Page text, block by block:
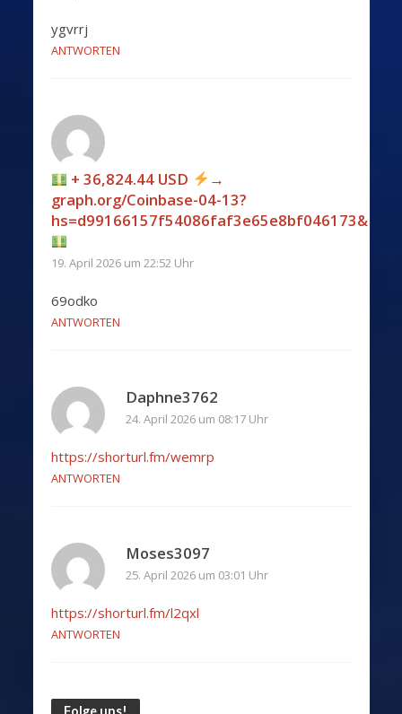
ygvrrj
ANTWORTEN
+ 36,824.44 USD
→
graph.org/Coinbase-04-13?
hs=d99166157f54086faf3e65e8bf046173&
19. April 2026 um 22:52 Uhr
69odko
ANTWORTEN
Daphne3762
24. April 2026 um 08:17 Uhr
https://shorturl.fm/wemrp
ANTWORTEN
Moses3097
25. April 2026 um 03:01 Uhr
https://shorturl.fm/l2qxl
ANTWORTEN
Folge uns!